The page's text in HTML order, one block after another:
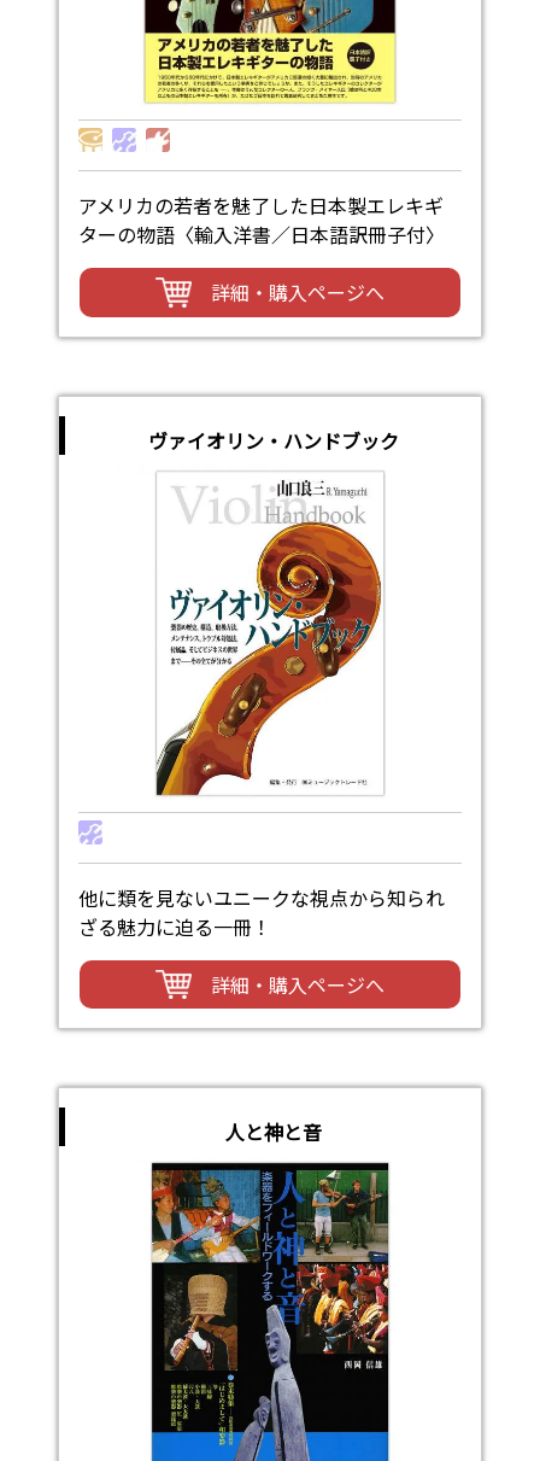
アメリカの若者を魅了した日本製エレキギ
ターの物語〈輸入洋書／日本語訳冊子付〉
詳細・購入ページへ
ヴァイオリン・ハンドブック
他に類を見ないユニークな視点から知られ
ざる魅力に迫る一冊！
詳細・購入ページへ
人と神と音